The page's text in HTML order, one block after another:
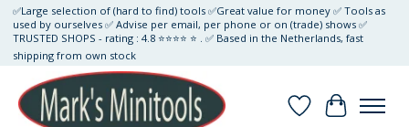
✅Large selection of (hard to find) tools ✅Great value for money ✅ Tools as
used by ourselves ✅ Advise per email, per phone or on (trade) shows ✅
TRUSTED SHOPS - rating : 4.8 ⭐⭐⭐⭐ ⭐ . ✅ Based in the Netherlands, fast
shipping from own stock
Verlanglijst